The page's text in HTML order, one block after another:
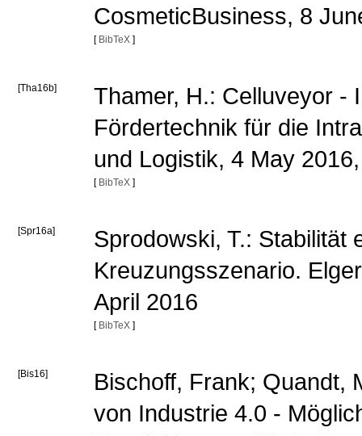
CosmeticBusiness, 8
[ BibTeX ]
[Tha16b]
Thamer, H.: Celluveyor -
Fördertechnik für die
und Logistik, 4 May
[ BibTeX ]
[Spr16a]
Sprodowski, T.: Stabilität
Kreuzungsszenario.
April 2016
[ BibTeX ]
[Bis16]
Bischoff, Frank; Quandt,
von Industrie 4.0 -